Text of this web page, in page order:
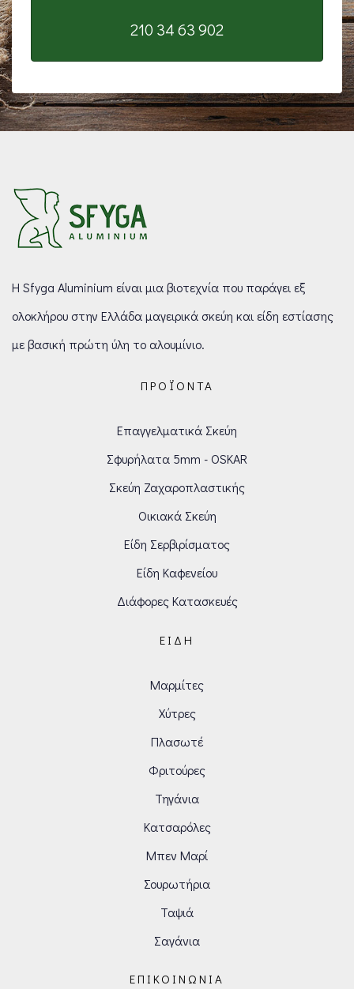
210 34 63 902
Η Sfyga Aluminium είναι μια βιοτεχνία που παράγει εξ
ολοκλήρου στην Ελλάδα μαγειρικά σκεύη και είδη εστίασης
με βασική πρώτη ύλη το αλουμίνιο.
ΠΡΟΪΌΝΤΑ
Επαγγελματικά Σκεύη
Σφυρήλατα 5mm - OSKAR
Σκεύη Ζαχαροπλαστικής
Οικιακά Σκεύη
Είδη Σερβιρίσματος
Είδη Καφενείου
Διάφορες Κατασκευές
ΕΊΔΗ
Μαρμίτες
Χύτρες
Πλασωτέ
Φριτούρες
Τηγάνια
Κατσαρόλες
Μπεν Μαρί
Σουρωτήρια
Ταψιά
Σαγάνια
ΕΠΙΚΟΙΝΩΝΊΑ